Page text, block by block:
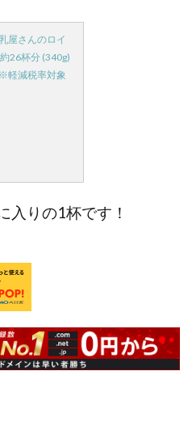
屋さんのロイ
26杯分 (340g)
軽減税率対象
入りの1杯です！